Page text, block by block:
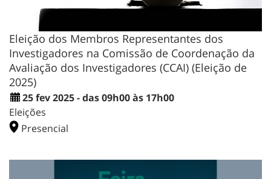
Eleição dos Membros Representantes dos
Investigadores na Comissão de Coordenação da
Avaliação dos Investigadores (CCAI) (Eleição de
2025)
25 fev 2025 - das 09h00 às 17h00
Eleições
Presencial